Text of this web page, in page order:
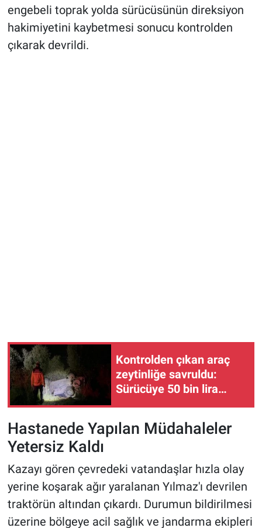
engebeli toprak yolda sürücüsünün direksiyon
hakimiyetini kaybetmesi sonucu kontrolden
çıkarak devrildi.
Kontrolden çıkan araç
zeytinliğe savruldu:
Sürücüye 50 bin lira
el konuldu!
Hastanede Yapılan Müdahaleler
Yetersiz Kaldı
Kazayı gören çevredeki vatandaşlar hızla olay
yerine koşarak ağır yaralanan Yılmaz'ı devrilen
traktörün altından çıkardı. Durumun bildirilmesi
üzerine bölgeye acil sağlık ve jandarma ekipleri